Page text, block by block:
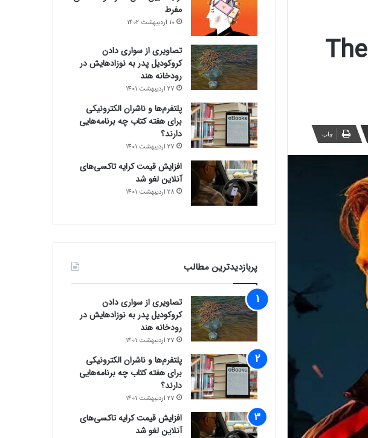
دنباله و اسپین‌‌آف‌های بیشتری از فیلم The
چاپ
مفرط
10 اردیبهشت 1402
تصاویری از سواری دادن
کروکودیل پدر به نوزادهایش در
رودخانه هند
27 اردیبهشت 1401
پلتفرم‌ها و ناشران الکترونیکی
برای هفته کتاب چه برنامه‌هایی
دارند؟
27 اردیبهشت 1401
افزایش قیمت کرایه تاکسی‌های
آنلاین لغو شد
28 اردیبهشت 1401
پربازدیدترین مطالب
تصاویری از سواری دادن
کروکودیل پدر به نوزادهایش در
رودخانه هند
27 اردیبهشت 1401
پلتفرم‌ها و ناشران الکترونیکی
برای هفته کتاب چه برنامه‌هایی
دارند؟
27 اردیبهشت 1401
افزایش قیمت کرایه تاکسی‌های
آنلاین لغو شد